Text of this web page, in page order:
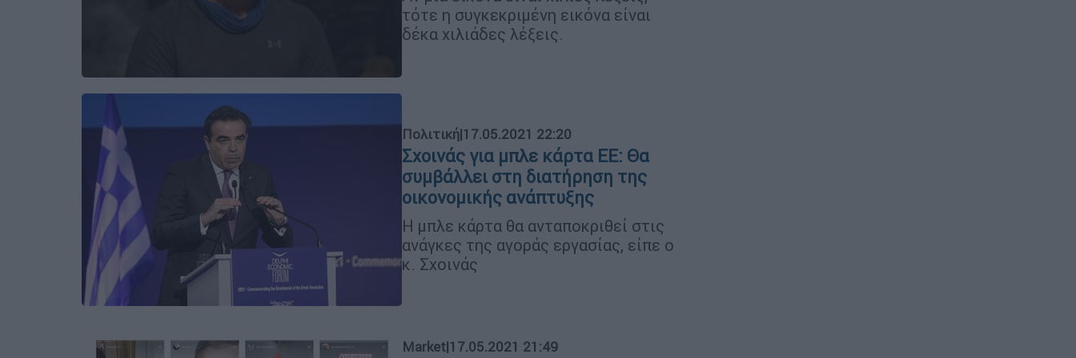
τότε η συγκεκριμένη εικόνα είναι
δέκα χιλιάδες λέξεις.
Πολιτική|17.05.2021 22:20
Σχοινάς για μπλε κάρτα ΕΕ: Θα
συμβάλλει στη διατήρηση της
οικονομικής ανάπτυξης
Η μπλε κάρτα θα ανταποκριθεί στις
ανάγκες της αγοράς εργασίας, είπε ο
κ. Σχοινάς
Market|17.05.2021 21:49